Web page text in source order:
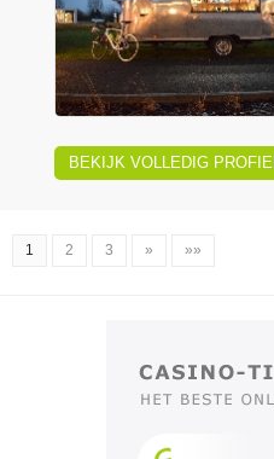
BEKIJK VOLLEDIG PROFIEL
1 2 3 » »»